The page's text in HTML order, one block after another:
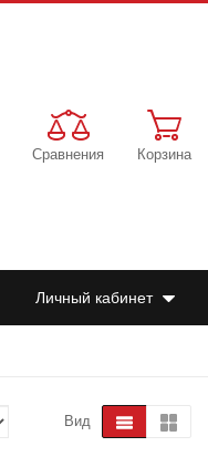
Сравнения Корзина
Личный кабинет
Вид